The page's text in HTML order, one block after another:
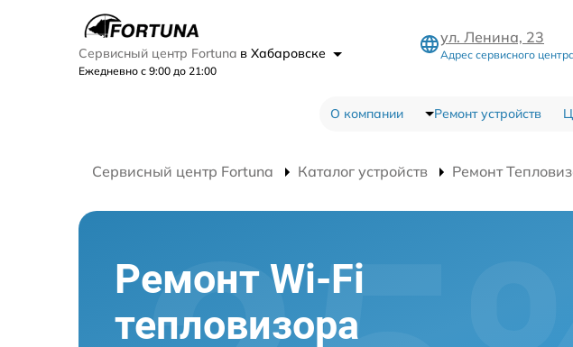
Сервисный центр Fortuna в Хабаровске
Ежедневно с 9:00 до 21:00
ул. Ленина, 23
Адрес сервисного
О компании Ремонт устройств
Сервисный центр Fortuna Каталог устройств Ремонт
Ремонт Wi-Fi
тепловизора